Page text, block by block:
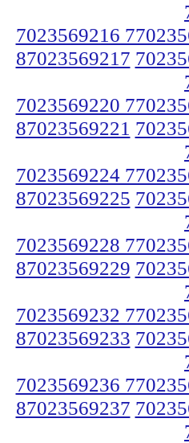
7023569216
87023569217
7023569220
87023569221
7023569224
87023569225
7023569228
87023569229
7023569232
87023569233
7023569236
87023569237